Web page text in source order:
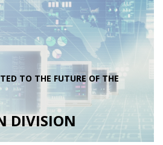
TO THE FUTURE OF THE
DIVISION